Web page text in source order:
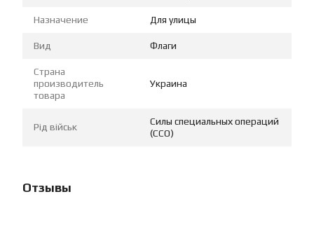
Назначение Для улицы
Вид Флаги
Страна
производитель
товара
Украина
Рід військ
Силы специальных операций
(ССО)
Отзывы